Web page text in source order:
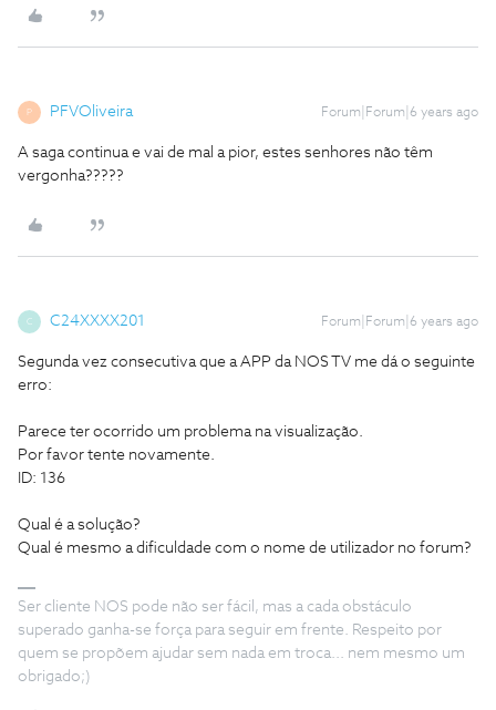
P PFVOliveira Forum|Forum|6 years ago
A saga continua e vai de mal a pior, estes senhores não têm
vergonha?????
C C24XXXX201 Forum|Forum|6 years ago
Segunda vez consecutiva que a APP da NOS TV me dá o seguinte
erro:
Parece ter ocorrido um problema na visualização.
Por favor tente novamente.
ID: 136
Qual é a solução?
Qual é mesmo a dificuldade com o nome de utilizador no forum?
Ser cliente NOS pode não ser fácil, mas a cada obstáculo
superado ganha-se força para seguir em frente. Respeito por
quem se propõem ajudar sem nada em troca... nem mesmo um
obrigado;)